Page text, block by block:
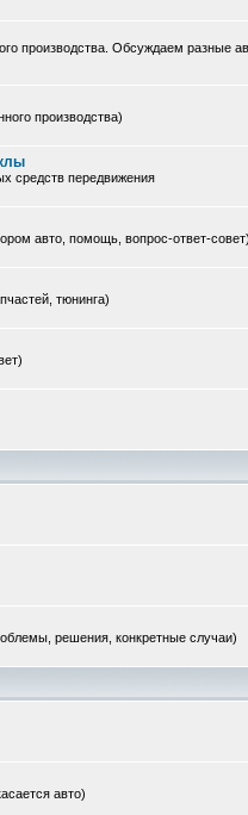
производства. Обсуждаем разные
производства)
средств передвижения
авто, помощь, вопрос-ответ-
тюнинга)
решения, конкретные случаи)
авто)